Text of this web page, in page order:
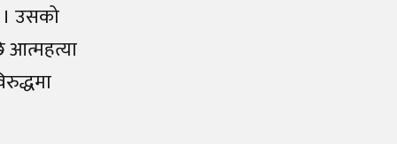
। उसको
आत्महत्या